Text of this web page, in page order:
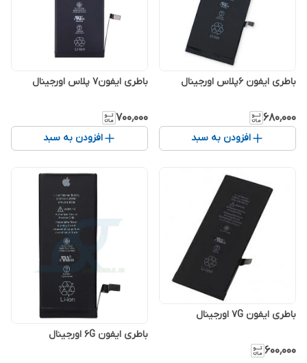
باطری ایفون 6پلاس اورجینال
۶۸۰٬۰۰۰
افزودن به سبد
باطری ایفون7 پلاس اورجینال
۷۰۰٬۰۰۰
افزودن به سبد
باطری ایفون 7G اورجینال
۶۰۰٬۰۰۰
باطری ایفون 6G اورجینال